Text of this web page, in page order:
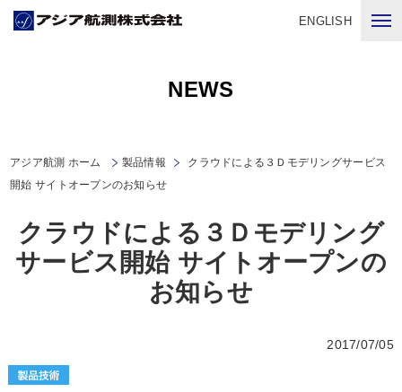
ENGLISH
NEWS
アジア航測 ホーム 製品情報
クラウドによる３Ｄモデリングサービス
開始 サイトオープンのお知らせ
クラウドによる３Ｄモデリング
サービス開始 サイトオープンの
お知らせ
2017/07/05